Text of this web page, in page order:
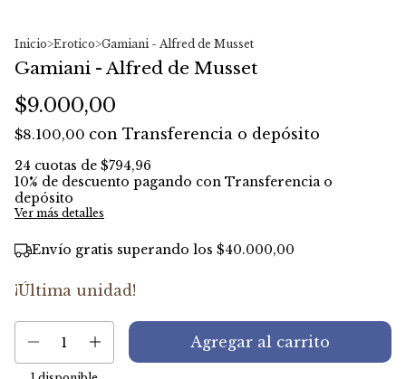
Inicio>Erotico>Gamiani - Alfred de Musset
Gamiani - Alfred de Musset
$9.000,00
$8.100,00 con Transferencia o depósito
24 cuotas de $794,96
10% de descuento pagando con Transferencia o
depósito
Ver más detalles
Envío gratis superando los $40.000,00
¡Última unidad!